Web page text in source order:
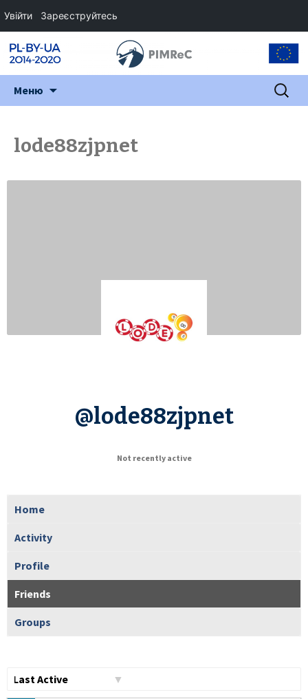
Меню Пошук:
lode88zjpnet
@lode88zjpnet
Not recently active
Home
Activity
Profile
Friends
Groups
Увійти Зареєструйтесь